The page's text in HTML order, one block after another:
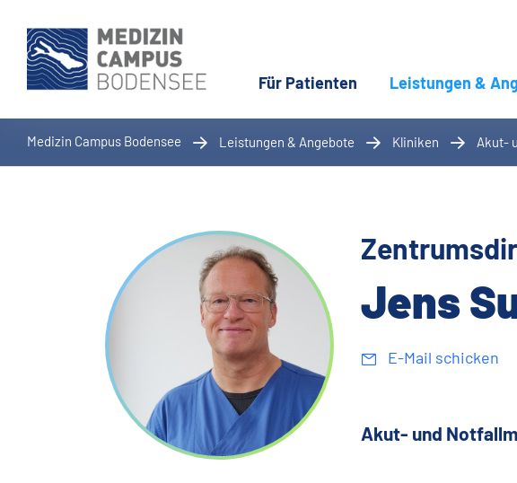
Für Patienten Leistungen &
Medizin Campus Bodensee Leistungen & Angebote Kliniken Akut-
Jens
E-Mail schicken
Akut- und